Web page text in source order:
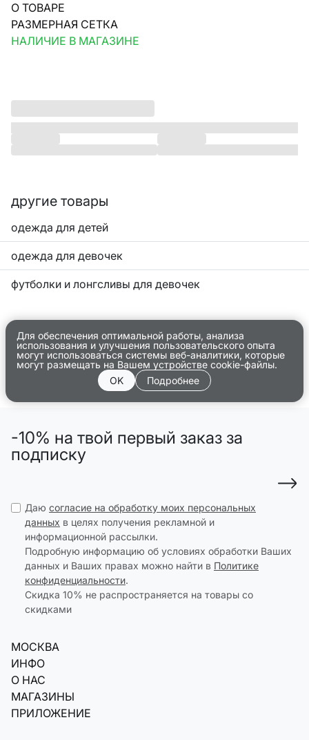
О ТОВАРЕ
РАЗМЕРНАЯ СЕТКА
НАЛИЧИЕ В МАГАЗИНЕ
другие товары
одежда для детей
одежда для девочек
футболки и лонгсливы для девочек
Для обеспечения оптимальной работы, анализа
использования и улучшения пользовательского опыта
могут использоваться системы веб-аналитики, которые
могут размещать на Вашем устройстве cookie-файлы.
OK
Подробнее
-10% на твой первый заказ за
подписку
Даю согласие на обработку моих персональных
данных в целях получения рекламной и
информационной рассылки.
Подробную информацию об условиях обработки Ваших
данных и Ваших правах можно найти в Политике
конфиденциальности.
Скидка 10% не распространяется на товары со
скидками
МОСКВА
ИНФО
О НАС
МАГАЗИНЫ
ПРИЛОЖЕНИЕ